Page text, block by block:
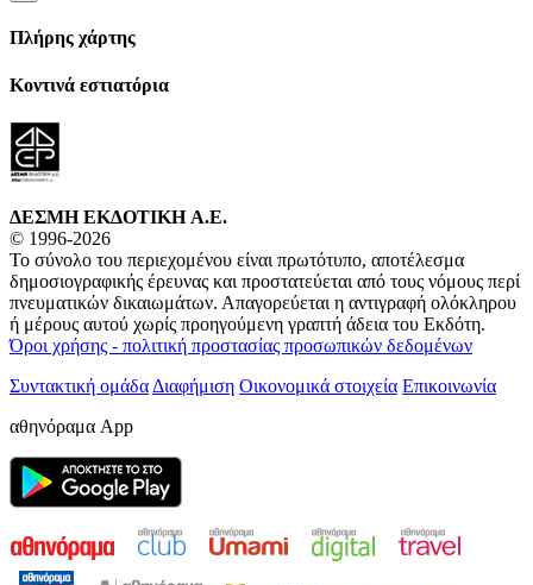
Πλήρης χάρτης
Κοντινά εστιατόρια
ΔΕΣΜΗ ΕΚΔΟΤΙΚΗ A.E.
© 1996-2026
Το σύνολο του περιεχομένου είναι πρωτότυπο, αποτέλεσμα
δημοσιογραφικής έρευνας και προστατεύεται από τους νόμους περί
πνευματικών δικαιωμάτων. Απαγορεύεται η αντιγραφή ολόκληρου
ή μέρους αυτού χωρίς προηγούμενη γραπτή άδεια του Εκδότη.
Όροι χρήσης - πολιτική προστασίας προσωπικών δεδομένων
Συντακτική ομάδα Διαφήμιση Οικονομικά στοιχεία Επικοινωνία
αθηνόραμα App